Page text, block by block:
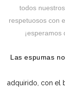
todos
respetuosos con
¡esperamos
Las espumas
adquirido, con el